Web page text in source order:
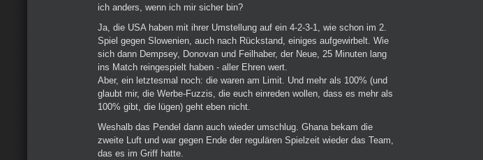
ich anders, wenn ich mir sicher bin?
Ja, die USA haben mit ihrer Umstellung auf ein 4-2-3-1, wie schon im 2.
Spiel gegen Slowenien, auch nach Rückstand, einiges aufgewirbelt. Wie
sich dann Dempsey, Donovan und Feilhaber, der Neue, 25 Minuten lang
ins Match reingespielt haben - aller Ehren wert.
Aber, ein letztesmal noch: die waren am Limit. Und mehr als 100% (und
glaubt mir, die Werbe-Fuzzis, die euch einreden wollen, dass es mehr als
100% gibt, die lügen) geht eben nicht.
Weshalb das Pendel dann auch wieder umschlug. Ghana bekam die
zweite Luft und war gegen Ende der regulären Spielzeit wieder das Team,
das es im Griff hatte.